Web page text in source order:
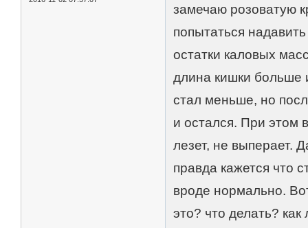
замечаю розоватую
попытаться
остатки каловых
длина кишки больше
стал меньше, но
и остался. При этом
лезет, не выперает.
правда кажется что
вроде нормально.
это? что делать?